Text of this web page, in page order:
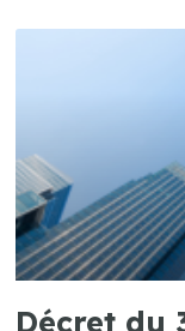
Décret du